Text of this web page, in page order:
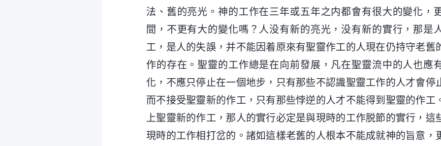
法、舊的亮光。神的工作在三年或五年之内都會有很大的變化，
間，不更有大的變化嗎？人没有新的亮光，没有新的實行，那是
工，是人的失誤，并不能因着原來有聖靈作工的人現在仍持守老舊
作的存在。聖靈的工作總是在向前發展，凡在聖靈流中的人也應
化，不應只停止在一個地步，只有那些不認識聖靈工作的人才會停
而不接受聖靈新的作工，只有那些悖逆的人才不能得到聖靈的作工
上聖靈新的作工，那人的實行必定是與現時的工作脱節的實行，這
現時的工作相打岔的。諸如這樣老舊的人根本不能成就神的旨意，